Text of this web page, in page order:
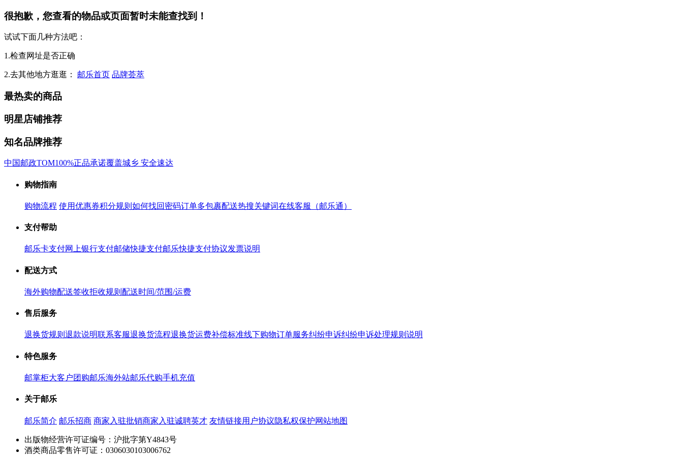
很抱歉，您查看的物品或页面暂时未能查找到！
试试下面几种方法吧：
1.检查网址是否正确
2.去其他地方逛逛： 邮乐首页 品牌荟萃
最热卖的商品
明星店铺推荐
知名品牌推荐
中国邮政TOM100%正品承诺覆盖城乡 安全速达
购物指南
购物流程 使用优惠券积分规则 如何找回密码订单多包裹配送热搜关键词在线客服（邮乐通）
支付帮助
邮乐卡支付网上银行支付邮储快捷支付邮乐快捷支付协议发票说明
配送方式
海外购物配送签收拒收规则 配送时间/范围/运费
售后服务
退换货规则 退款说明联系客服退换货流程退换货运费补偿标准线下购物订单服务纠纷申诉纠纷申诉处理规则说明
特色服务
邮掌柜大客户团购邮乐海外站邮乐代购手机充值
关于邮乐
邮乐简介 邮乐招商 商家入驻批销商家入驻诚聘英才 友情链接用户协议隐私权保护网站地图
出版物经营许可证编号：沪批字第Y4843号
酒类商品零售许可证：0306030103006762